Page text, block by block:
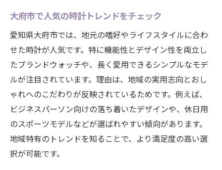
査定アップにつながる時計の手入れ方法
時計買取の際に気をつけたいトラブル対策
納得の価格で時計を売るための交渉術
時計の電池交換やメンテナンスの基礎知識
時計の電池交換が必要なタイミングを解説
大府市で利用できる時計メンテナンスの特
徴
時計を長持ちさせる日常のケアと注意点
大府市で人気の時計トレンドをチェック
愛知県大府市では、地元の嗜好やライフスタイルに合わ
せた時計が人気です。特に機能性とデザイン性を両立し
たブランドウォッチや、長く愛用できるシンプルなモデ
ルが注目されています。理由は、地域の実用志向とおし
ゃれへのこだわりが反映されているためです。例えば、
ビジネスパーソン向けの落ち着いたデザインや、休日用
のスポーツモデルなどが選ばれやすい傾向があります。
地域特有のトレンドを知ることで、より満足度の高い選
択が可能です。